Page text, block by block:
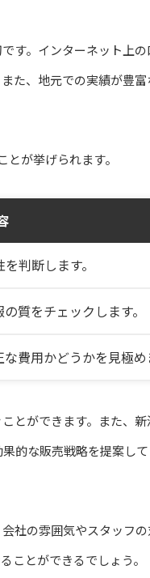
す。インターネット上
た、地元での実績が豊
が挙げられます。
判断します。
質をチェックします。
費用かどうかを見極め
とができます。また、
的な販売戦略を提案し
社の雰囲気やスタッフ
ことができるでしょう。